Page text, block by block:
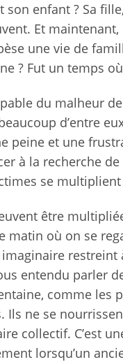
enfant ? Sa
Et
une vie de
? Fut un temps
du malheur
d’entre
peine et une
à la recherche
se
être
matin où on se
imaginaire restreint
entendu parler
comme les
ne se
collectif. C’est
lorsqu’un